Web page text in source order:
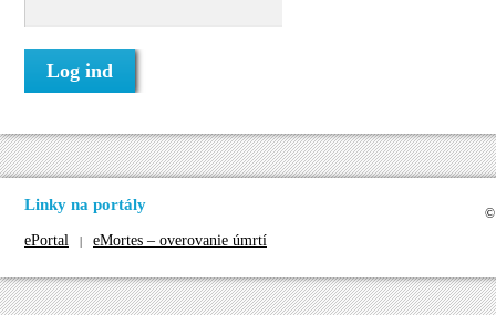
Linky na portály
ePortal | eMortes – overovanie úmrtí
©